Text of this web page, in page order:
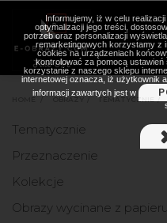
OBRAZY TEMATYCZNIE
Tematycznie
Przeznaczenie
Kolekcje
Obrazy wycinane z papieru
Informujemy, iż w celu
optymalizacji jego treści,
potrzeb oraz personalizacji
remarketingowych korzystamy z
cookies na urządzeniach
kontrolować za pomocą
korzystanie z naszego sklepu
internetowej oznacza, iż użytkownik
informacji zawartych jest w